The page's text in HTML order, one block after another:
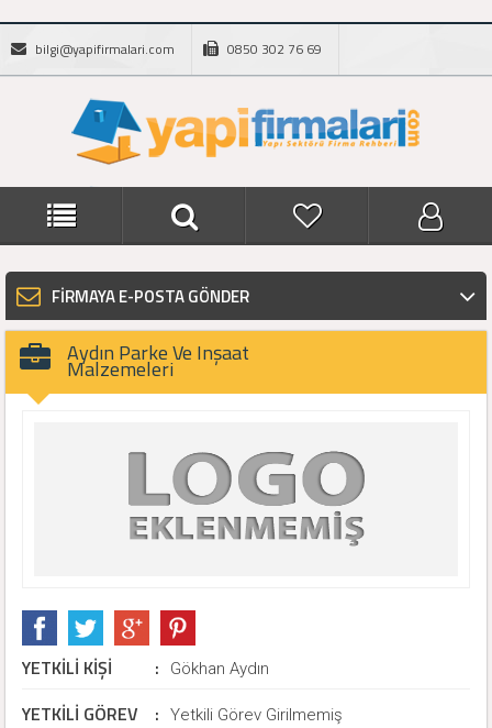
bilgi@yapifirmalari.com 0850 302 76 69
FİRMAYA E-POSTA GÖNDER
Aydın Parke Ve Inşaat
Malzemeleri
YETKİLİ KİŞİ : Gökhan Aydın
YETKİLİ GÖREV : Yetkili Görev Girilmemiş